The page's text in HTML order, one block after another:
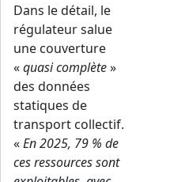
Dans le détail, le
régulateur salue
une couverture
«quasi complète»
des données
statiques de
transport collectif.
«En 2025, 79 % de
ces ressources sont